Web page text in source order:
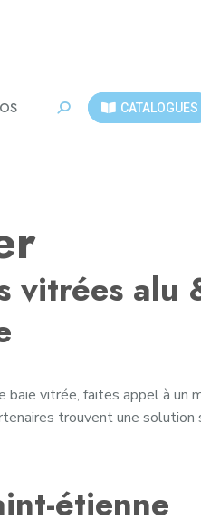
RechercheCATALOGUES
vitrées alu
baie vitrée, faites appel à un
trouvent une solution
étienne